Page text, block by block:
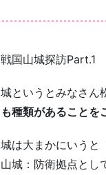
戦国山城探訪Part.1
城というとみなさん
も種類があることを
城は大まかにいうと
山城：防衛拠点とし